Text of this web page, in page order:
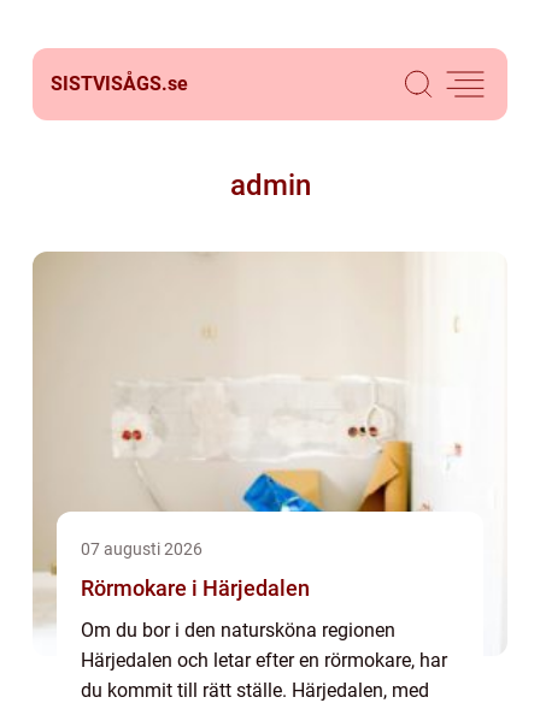
SISTVISÅGS.se
admin
07 augusti 2026
Rörmokare i Härjedalen
Om du bor i den natursköna regionen
Härjedalen och letar efter en rörmokare, har
du kommit till rätt ställe. Härjedalen, med